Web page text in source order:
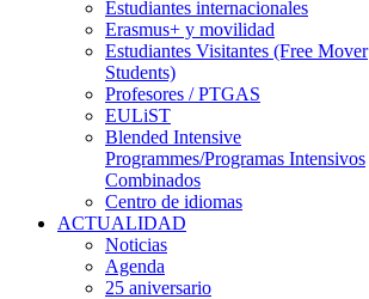
Estudiantes internacionales
Erasmus+ y movilidad
Estudiantes Visitantes (Free Mover
Students)
Profesores / PTGAS
EULiST
Blended Intensive
Programmes/Programas Intensivos
Combinados
Centro de idiomas
ACTUALIDAD
Noticias
Agenda
25 aniversario